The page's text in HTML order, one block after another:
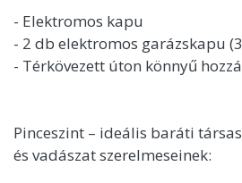
- Elektromos kapu
- 2 db elektromos garázskapu
- Térkövezett úton könnyű
Pinceszint – ideális baráti
és vadászat szerelmeseinek: